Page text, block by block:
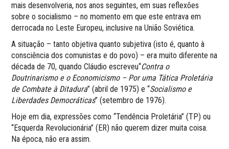
mais desenvolveria, nos anos seguintes, em suas reflexões
sobre o socialismo – no momento em que este entrava em
derrocada no Leste Europeu, inclusive na União Soviética.
A situação – tanto objetiva quanto subjetiva (isto é, quanto à
consciência dos comunistas e do povo) – era muito diferente na
década de 70, quando Cláudio escreveu“Contra o
Doutrinarismo e o Economicismo – Por uma Tática Proletária
de Combate à Ditadura” (abril de 1975) e “Socialismo e
Liberdades Democráticas” (setembro de 1976).
Hoje em dia, expressões como “Tendência Proletária” (TP) ou
“Esquerda Revolucionária” (ER) não querem dizer muita coisa.
Na época, não era assim.